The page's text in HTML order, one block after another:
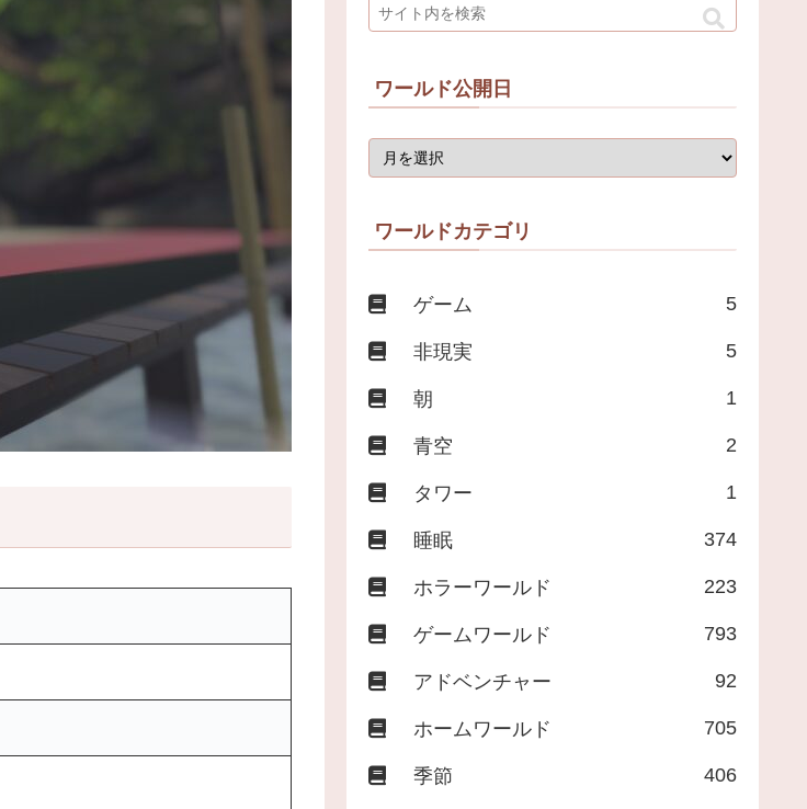
ワールド公開日
ワールドカテゴリ
ゲーム 5
非現実 5
朝 1
青空 2
タワー 1
睡眠 374
ホラーワールド 223
ゲームワールド 793
アドベンチャー 92
ホームワールド 705
季節 406